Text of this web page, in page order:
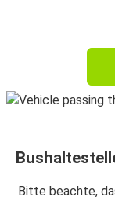
Vir
Bitte beachte,